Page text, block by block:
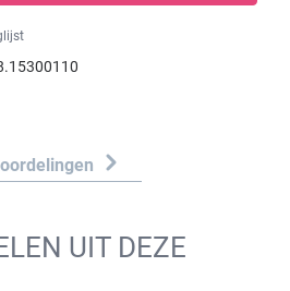
UIT DEZE